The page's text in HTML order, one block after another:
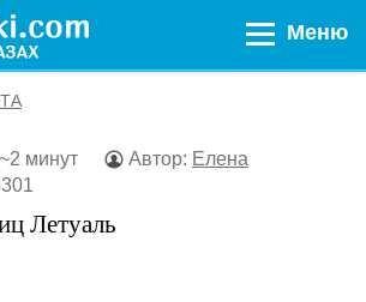
Меню
минут Автор: Елена
Летуаль